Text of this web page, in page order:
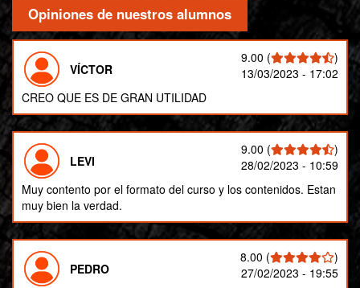
Opiniones de nuestros alumnos
VÍCTOR
9.00 (
)
13/03/2023 - 17:02
CREO QUE ES DE GRAN UTILIDAD
LEVI
9.00 (
)
28/02/2023 - 10:59
Muy contento por el formato del curso y los contenidos. Estan
muy bien la verdad.
PEDRO
8.00 (
)
27/02/2023 - 19:55